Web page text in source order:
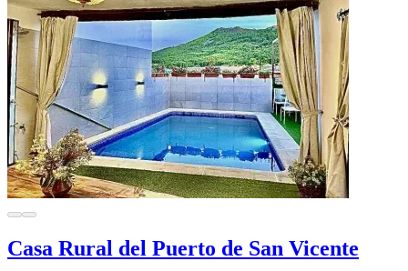
Casa Rural del Puerto de San Vicente